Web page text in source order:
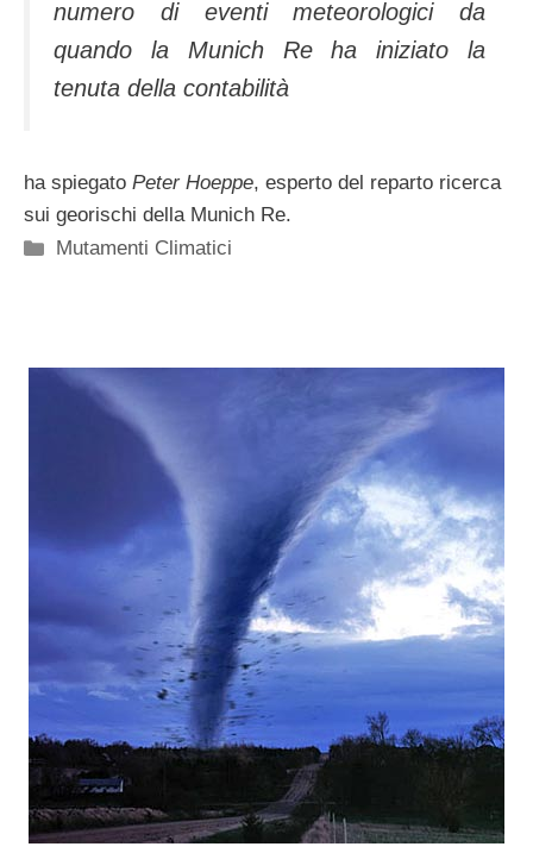
numero di eventi meteorologici da
quando la Munich Re ha iniziato la
tenuta della contabilità
ha spiegato Peter Hoeppe, esperto del reparto ricerca
sui georischi della Munich Re.
Categorie
Mutamenti Climatici